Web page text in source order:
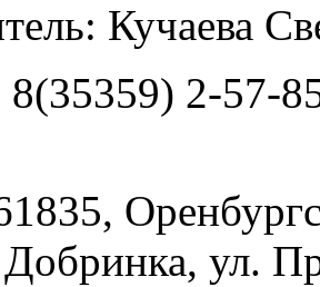
Кучаева
8(35359) 2-57-
ул.